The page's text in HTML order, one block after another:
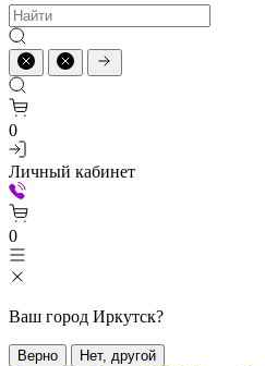
0
Личный кабинет
0
Ваш город Иркутск?
Верно Нет, другой